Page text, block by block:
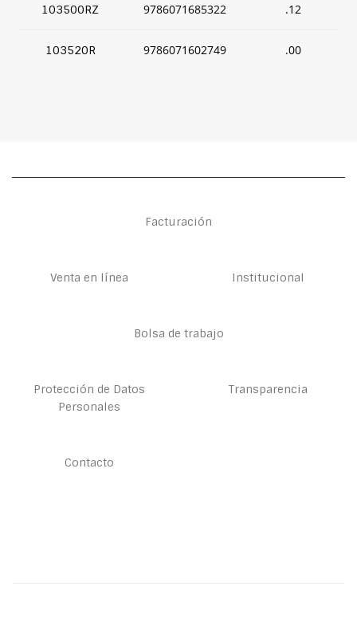
103500RZ 9786071685322 .12
103520R 9786071602749 .00
Facturación
Venta en línea Institucional
Bolsa de trabajo
Protección de Datos
Personales
Transparencia
Contacto